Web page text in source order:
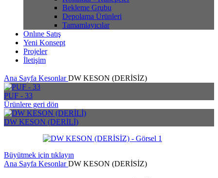
Bekleme Grubu
Depolama Ürünleri
Tamamlayıcılar
Onlıne Satış
Yeni Konsept
Projeler
İletişim
Ana Sayfa KesonlarDW KESON (DERİSİZ)
PUF - 33
Ürünlere geri dön
DW KESON (DERİLİ)
Büyütmek için tıklayın
Ana Sayfa KesonlarDW KESON (DERİSİZ)